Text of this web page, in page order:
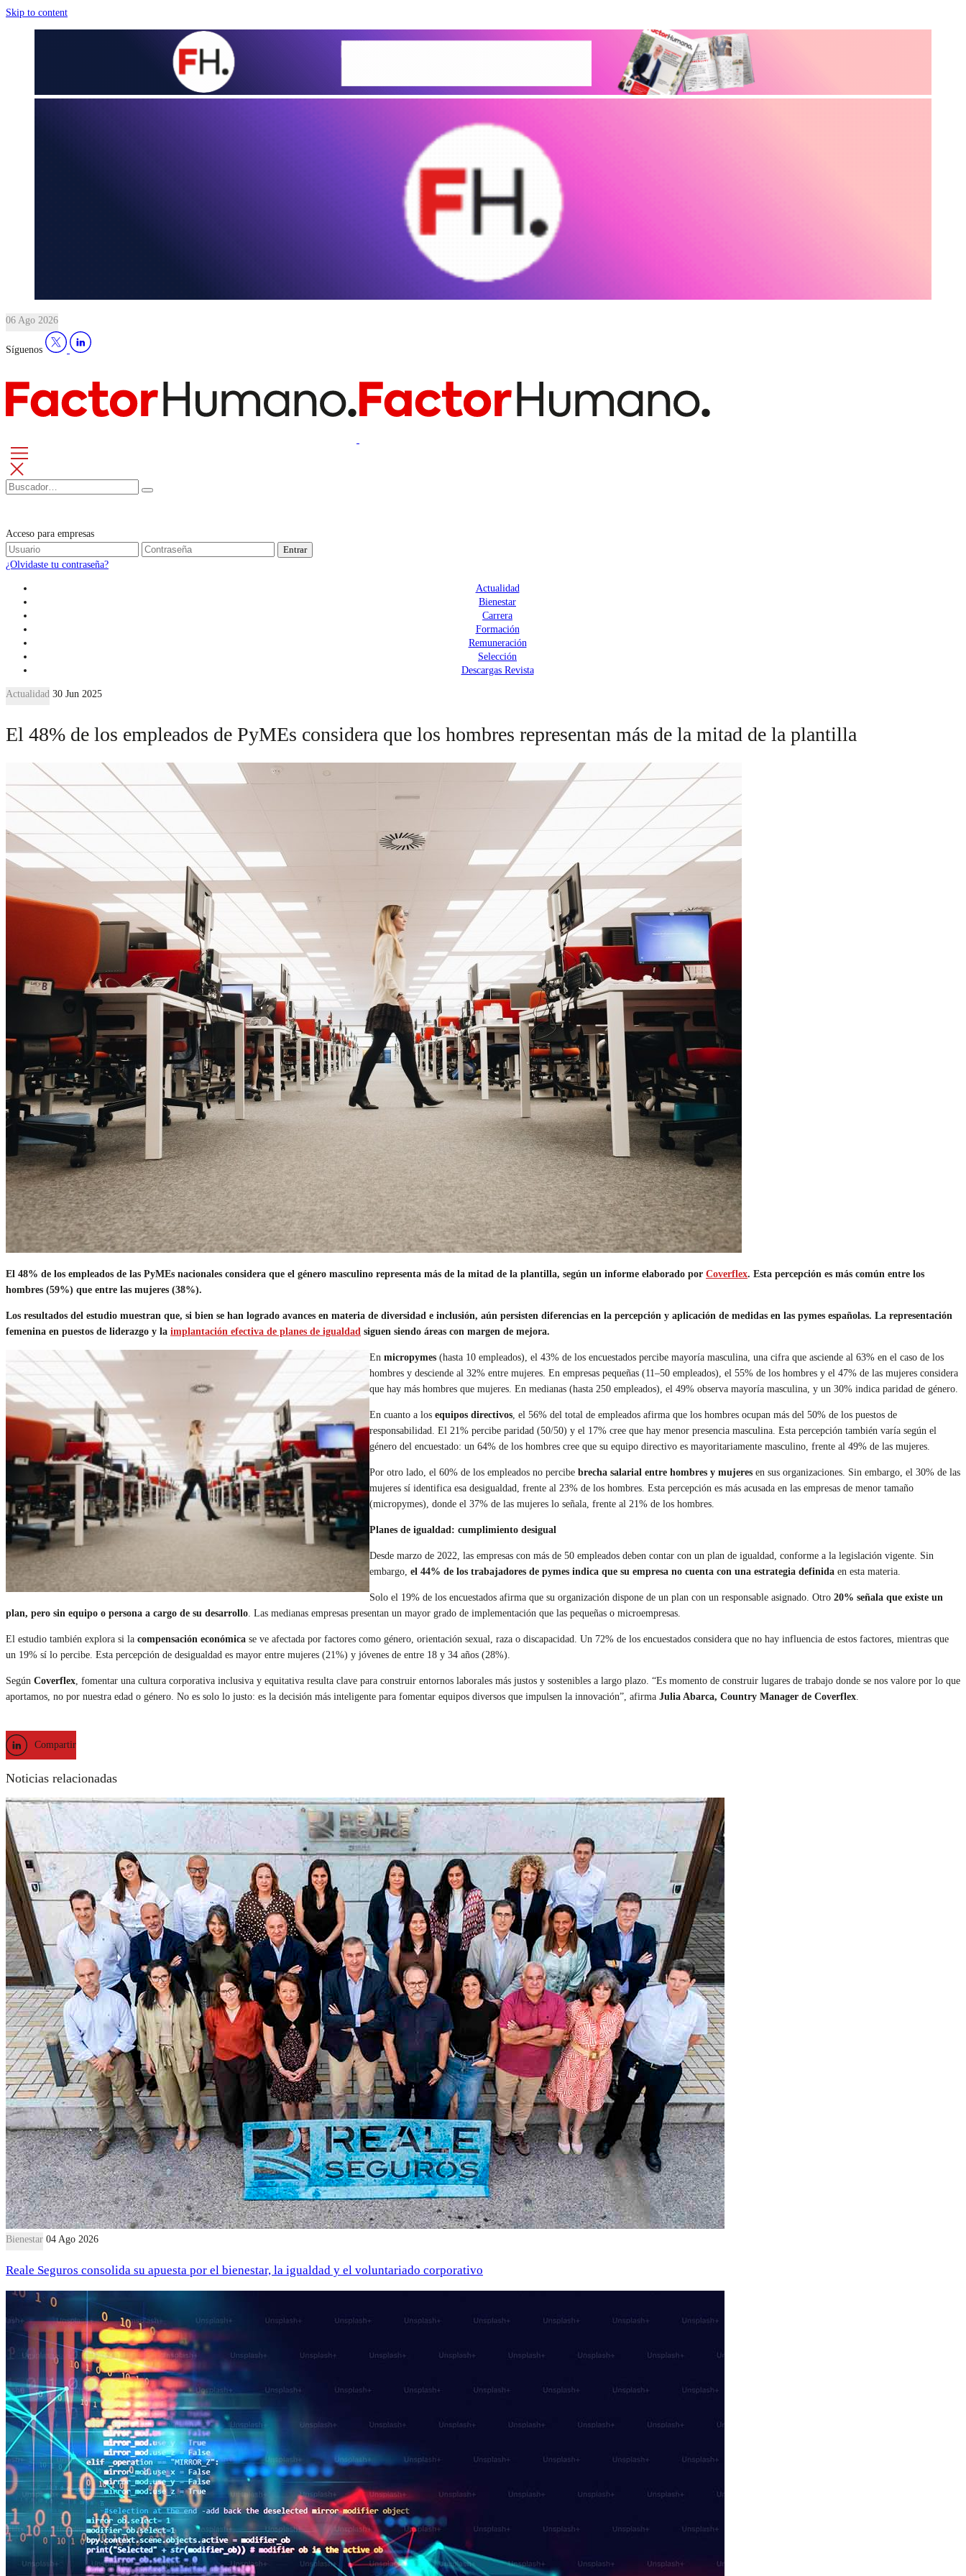
Skip to content
06 Ago 2026
Síguenos
Acceso para empresas
Entrar
¿Olvidaste tu contraseña?
Actualidad
Bienestar
Carrera
Formación
Remuneración
Selección
Descargas Revista
Actualidad 30 Jun 2025
El 48% de los empleados de PyMEs considera que los hombres representan más de la mitad de la plantilla
El 48% de los empleados de las PyMEs nacionales considera que el género masculino representa más de la mitad de la plantilla, según un informe elaborado por Coverflex. Esta percepción es más común entre los
hombres (59%) que entre las mujeres (38%).
Los resultados del estudio muestran que, si bien se han logrado avances en materia de diversidad e inclusión, aún persisten diferencias en la percepción y aplicación de medidas en las pymes españolas. La representación
femenina en puestos de liderazgo y la implantación efectiva de planes de igualdad siguen siendo áreas con margen de mejora.
En micropymes (hasta 10 empleados), el 43% de los encuestados percibe mayoría masculina, una cifra que asciende al 63% en el caso de los
hombres y desciende al 32% entre mujeres. En empresas pequeñas (11–50 empleados), el 55% de los hombres y el 47% de las mujeres considera
que hay más hombres que mujeres. En medianas (hasta 250 empleados), el 49% observa mayoría masculina, y un 30% indica paridad de género.
En cuanto a los equipos directivos , el 56% del total de empleados afirma que los hombres ocupan más del 50% de los puestos de
responsabilidad. El 21% percibe paridad (50/50) y el 17% cree que hay menor presencia masculina. Esta percepción también varía según el
género del encuestado: un 64% de los hombres cree que su equipo directivo es mayoritariamente masculino, frente al 49% de las mujeres.
Por otro lado, el 60% de los empleados no percibe brecha salarial entre hombres y mujeres en sus organizaciones. Sin embargo, el 30% de las
mujeres sí identifica esa desigualdad, frente al 23% de los hombres. Esta percepción es más acusada en las empresas de menor tamaño
(micropymes), donde el 37% de las mujeres lo señala, frente al 21% de los hombres.
Planes de igualdad: cumplimiento desigual
Desde marzo de 2022, las empresas con más de 50 empleados deben contar con un plan de igualdad, conforme a la legislación vigente. Sin
embargo, el 44% de los trabajadores de pymes indica que su empresa no cuenta con una estrategia definida en esta materia.
Solo el 19% de los encuestados afirma que su organización dispone de un plan con un responsable asignado. Otro 20% señala que existe un
plan, pero sin equipo o persona a cargo de su desarrollo . Las medianas empresas presentan un mayor grado de implementación que las pequeñas o microempresas.
El estudio también explora si la compensación económica se ve afectada por factores como género, orientación sexual, raza o discapacidad. Un 72% de los encuestados considera que no hay influencia de estos factores, mientras que
un 19% sí lo percibe. Esta percepción de desigualdad es mayor entre mujeres (21%) y jóvenes de entre 18 y 34 años (28%).
Según Coverflex , fomentar una cultura corporativa inclusiva y equitativa resulta clave para construir entornos laborales más justos y sostenibles a largo plazo. “Es momento de construir lugares de trabajo donde se nos valore por lo que
aportamos, no por nuestra edad o género. No es solo lo justo: es la decisión más inteligente para fomentar equipos diversos que impulsen la innovación”, afirma Julia Abarca, Country Manager de Coverflex
Compartir
Noticias relacionadas
Bienestar 04 Ago 2026
Reale Seguros consolida su apuesta por el bienestar, la igualdad y el voluntariado corporativo